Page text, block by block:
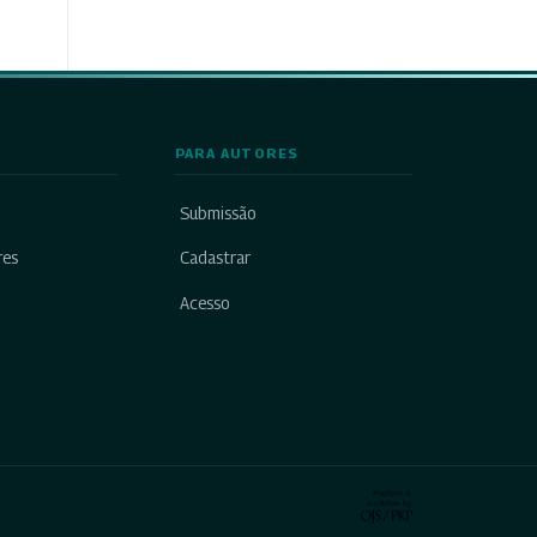
PARA AUTORES
Submissão
Cadastrar
Acesso